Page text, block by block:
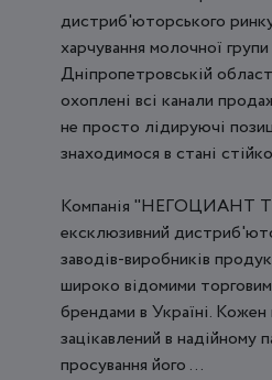
дистриб'юторського
харчування молочної групи
Дніпропетровській
охоплені всі канали
не просто лідируючі
знаходимося в стані
Компанія "НЕГОЦИАНТ
ексклюзивний
заводів-виробників
широко відомими
брендами в Україні.
зацікавлений в надійному
просування його ...